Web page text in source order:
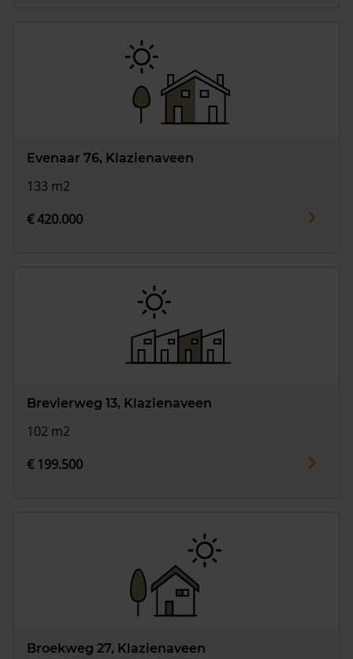
Evenaar 76, Klazienaveen
133 m2
€ 420.000
Brevierweg 13, Klazienaveen
102 m2
€ 199.500
Broekweg 27, Klazienaveen